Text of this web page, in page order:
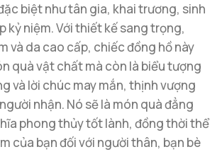
biệt như tân gia, khai trương, sinh
kỷ niệm. Với thiết kế sang trọng,
và da cao cấp, chiếc đồng hồ này
quà vật chất mà còn là biểu tượng
và lời chúc may mắn, thịnh vượng
nhận. Nó sẽ là món quà đẳng
phong thủy tốt lành, đồng thời thể
của bạn đối với người thân, bạn bè